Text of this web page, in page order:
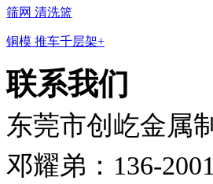
筛网 清洗篮
铜模 推车千层架+
联系我们
东莞市创屹金属
邓耀弟：136-